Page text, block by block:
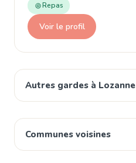
Autres gardes à Lozanne
Communes voisines
Repas
Voir le profil